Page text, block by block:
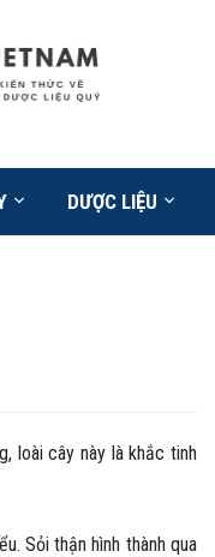
DƯỢC LIỆU
loài cây này là khắc tinh
Sỏi thận hình thành qua